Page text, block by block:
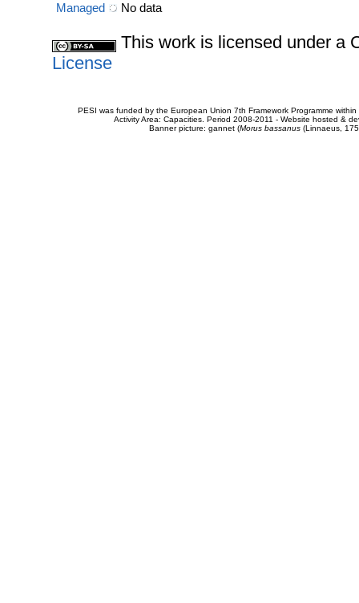
Managed
No data
This work is licensed under a
License
PESI was funded by the European Union 7th Framework Programme
Activity Area: Capacities. Period 2008-2011 - Website hosted &
Banner picture: gannet (Morus bassanus(Linnaeus,